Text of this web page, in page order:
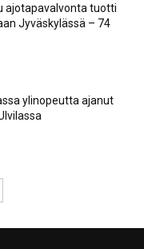
ajotapavalvonta tuotti
Jyväskylässä – 74
ylinopeutta ajanut